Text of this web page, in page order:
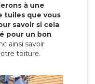
à une
tuiles que vous
savoir si cela
pour un bon
ainsi savoir
toiture.